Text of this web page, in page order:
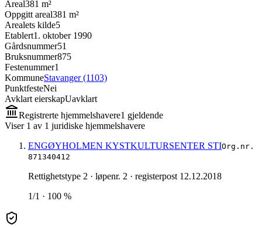
Areal381 m²
Oppgitt areal381 m²
Arealets kilde5
Etablert1. oktober 1990
Gårdsnummer51
Bruksnummer875
Festenummer1
KommuneStavanger (1103)
PunktfesteNei
Avklart eierskapUavklart
Registrerte hjemmelshavere1 gjeldende
Viser 1 av 1 juridiske hjemmelshavere
ENGØYHOLMEN KYSTKULTURSENTER STIOrg.nr.
871340412
Rettighetstype 2 · løpenr. 2 · registerpost 12.12.2018
1/1 · 100 %